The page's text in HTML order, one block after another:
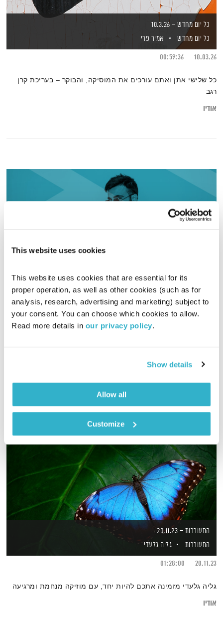
This website uses cookies
This website uses cookies that are essential for its
proper operation, as well as other cookies (such as for
analysis, research, advertising and marketing) subject to
your consent. You can choose which cookies to allow.
Read more details in our privacy policy.
Show details
Allow all
Customize
כל יום מחדש – 10.3.26
כל יום מחדש
אמיר פרי
10.03.26
00:59:36
כל שלישי אתן ואתם עורכים את המוסיקה, והבוקר – בעריכת קרן
רגב
אודיו
שקל באולפן
פה זה טוב
לירון תאני
24.07.19
01:28:29
התעוררות – 20.11.23
התעוררות
גליה גלעדי
20.11.23
01:28:00
גליה גלעדי מזמינה אתכם להיות יחד, עם מוזיקה מנחמת ומרגיעה
אודיו